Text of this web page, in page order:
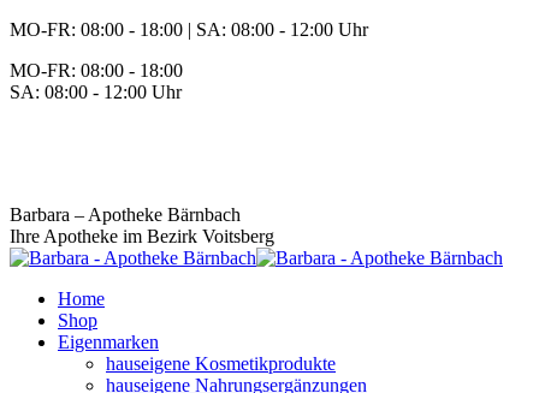
Zum
springen
MO-FR: 08:00 - 18:00 | SA: 08:00 - 12:00 Uhr
MO-FR: 08:00 - 18:00
SA: 08:00 - 12:00 Uhr
Barbara – Apotheke Bärnbach
Ihre Apotheke im Bezirk Voitsberg
Home
Shop
Eigenmarken
hauseigene Kosmetikprodukte
hauseigene Nahrungsergänzungen